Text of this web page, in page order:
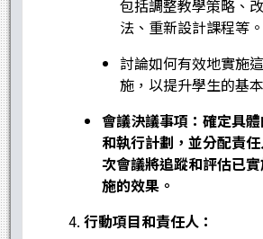
包括調整教學策略、
法、重新設計課程等。
討論如何有效地實施
施，以提升學生的基
會議決議事項：確定具
和執行計劃，並分配責
次會議將追蹤和評估已
施的效果。
行動項目和責任人：